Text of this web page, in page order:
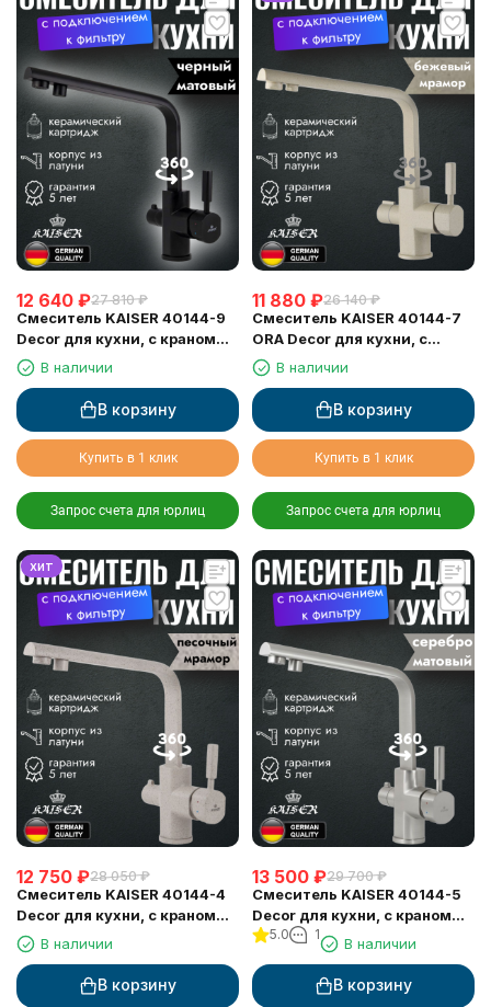
12 640 ₽27 810 ₽
Смеситель KAISER 40144-9
Decor для кухни, с краном
для питьевой воды, черный
матовый
В наличии
В корзину
Купить в 1 клик
Запрос счета для юрлиц
11 880 ₽26 140 ₽
Смеситель KAISER 40144-7
ORA Decor для кухни, с
краном для питьевой воды,
бежевый мрамор
В наличии
В корзину
Купить в 1 клик
Запрос счета для юрлиц
хит
12 750 ₽28 050 ₽
Смеситель KAISER 40144-4
Decor для кухни, с краном
для питьевой воды,
песочный мрамор
В наличии
В корзину
13 500 ₽29 700 ₽
Смеситель KAISER 40144-5
Decor для кухни, с краном
для питьевой воды, серебро
5.0 1
В наличии
В корзину